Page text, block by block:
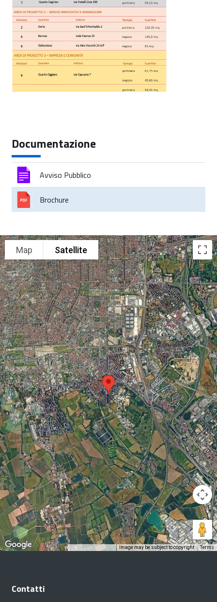
Documentazione
Avviso Pubblico
Brochure
Map Satellite
Image may be subject to copyright Terms
Contatti